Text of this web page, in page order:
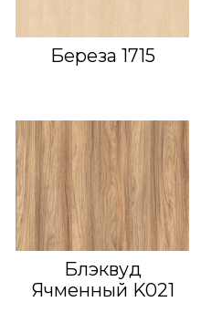
Береза 1715
Блэквуд
Ячменный K021